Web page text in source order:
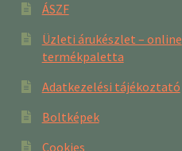
ÁSZF
Üzleti árukészlet – online
termékpaletta
Adatkezelési tájékoztató
Boltképek
Cookies